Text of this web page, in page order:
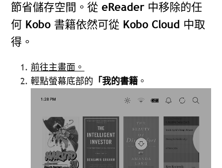
節省儲存空間。從 eReader 中移除的任
何 Kobo 書籍依然可從 Kobo Cloud 中取
得。
前往主畫面。
輕點螢幕底部的 「我的書籍 。